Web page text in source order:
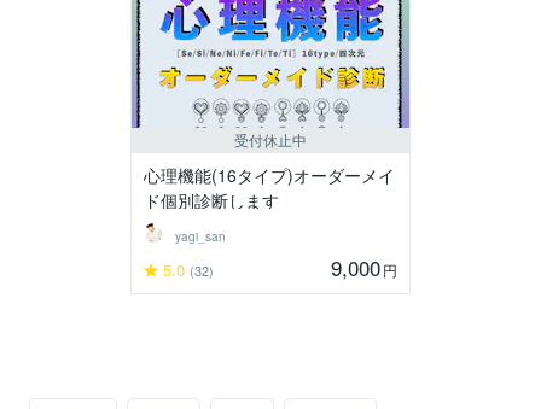
受付休止中
心理機能(16タイプ)オーダーメイ
ド個別診断します
yagi_san
5.0 (32) 9,000円